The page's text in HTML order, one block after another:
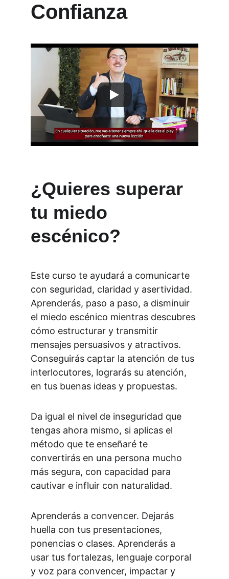
Confianza
¿Quieres superar
tu miedo
escénico?
Este curso te ayudará a comunicarte
con seguridad, claridad y asertividad.
Aprenderás, paso a paso, a disminuir
el miedo escénico mientras descubres
cómo estructurar y transmitir
mensajes persuasivos y atractivos.
Conseguirás captar la atención de tus
interlocutores, lograrás su atención,
en tus buenas ideas y propuestas.
Da igual el nivel de inseguridad que
tengas ahora mismo, si aplicas el
método que te enseñaré te
convertirás en una persona mucho
más segura, con capacidad para
cautivar e influir con naturalidad.
Aprenderás a convencer. Dejarás
huella con tus presentaciones,
ponencias o clases. Aprenderás a
usar tus fortalezas, lenguaje corporal
y voz para convencer, impactar y